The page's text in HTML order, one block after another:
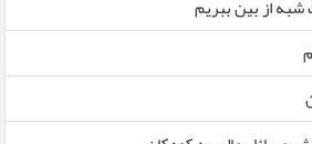
از بین ببریم